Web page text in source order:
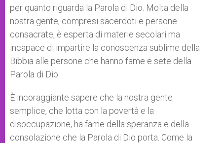
per quanto riguarda la Parola di Dio. Molta della
nostra gente, compresi sacerdoti e persone
consacrate, è esperta di materie secolari ma
incapace di impartire la conoscenza sublime della
Bibbia alle persone che hanno fame e sete della
Parola di Dio.
È incoraggiante sapere che la nostra gente
semplice, che lotta con la povertà e la
disoccupazione, ha fame della speranza e della
consolazione che la Parola di Dio porta. Come la